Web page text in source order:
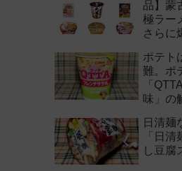
品】蒙
極ラー
さらに
作まと
ポテト
難。ポ
「
味」の
日清麺
「日
し豆腐